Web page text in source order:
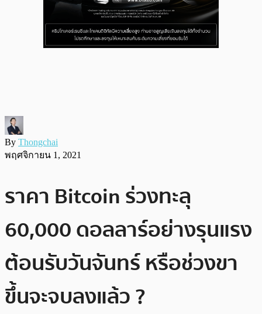
By Thongchai
พฤศจิกายน 1, 2021
ราคา Bitcoin ร่วงทะลุ
60,000 ดอลลาร์อย่างรุนแรง
ต้อนรับวันจันทร์ หรือช่วงขา
ขึ้นจะจบลงแล้ว ?